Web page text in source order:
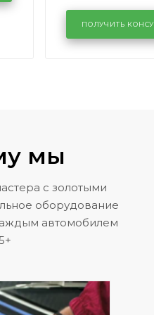
лобового
районе
Volkswagen
ПОЛУЧИТЬ
мы
с золотыми
оборудование
автомобилем